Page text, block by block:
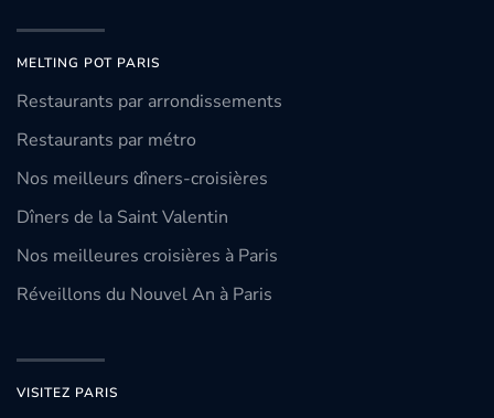
MELTING POT PARIS
Restaurants par arrondissements
Restaurants par métro
Nos meilleurs dîners-croisières
Dîners de la Saint Valentin
Nos meilleures croisières à Paris
Réveillons du Nouvel An à Paris
VISITEZ PARIS